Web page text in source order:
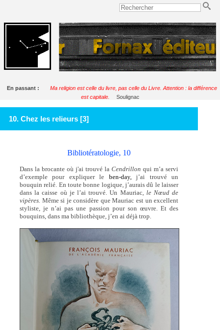
En passant :
Ma religion est celle du livre, pas celle du Livre. Attention : la différence
est capitale.
Soulignac
10. Chez les relieurs [3]
Bibliotératologie, 10
Dans la brocante où j'ai trouvé laCendrillon qui m’a servi
d’exemple pour expliquer le ben-day,
j’ai trouvé un
bouquin relié. En toute bonne logique, j’aurais dû le laisser
dans la caisse où je l’ai trouvé. Un Mauriac, le Nœud de
vipères. Même si je considère que Mauriac est un excellent
styliste, je n’ai pas une passion pour son œuvre. Et des
bouquins, dans ma bibliothèque, j’en ai déjà trop.